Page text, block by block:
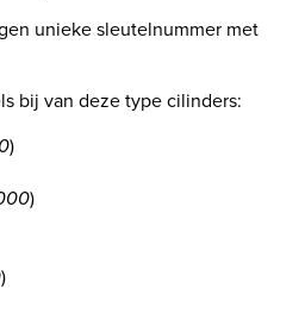
unieke sleutelnummer met
bij van deze type cilinders:
)
)
)